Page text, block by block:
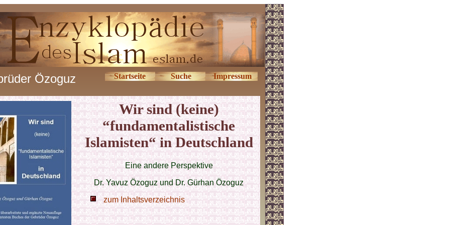
Özoguz Startseite Suche Impressum
Wir sind (keine)
“fundamentalistische
Islamisten“ in Deutschland
Eine andere Perspektive
Dr. Yavuz Özoguz und Dr. Gürhan Özoguz
zum Inhaltsverzeichnis